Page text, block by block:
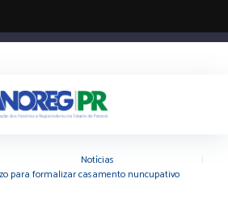
Notícias
para formalizar casamento nuncupativo